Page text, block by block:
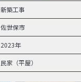
新築工事
佐世保市
2023年
民家（平屋）